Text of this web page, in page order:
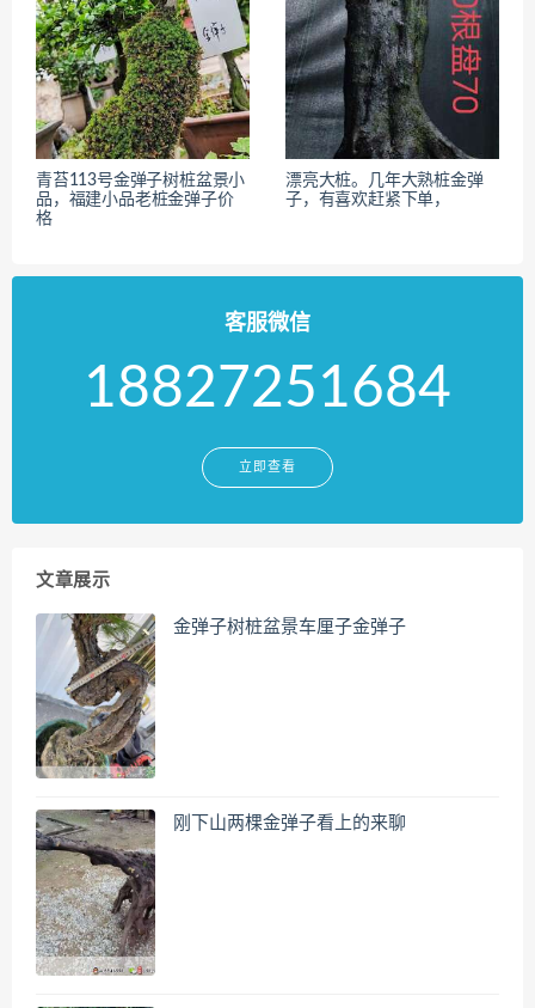
青苔113号金弹子树桩盆景小
品，福建小品老桩金弹子价
格
漂亮大桩。几年大熟桩金弹
子，有喜欢赶紧下单，
客服微信
18827251684
立即查看
文章展示
金弹子树桩盆景车厘子金弹子
刚下山两棵金弹子看上的来聊